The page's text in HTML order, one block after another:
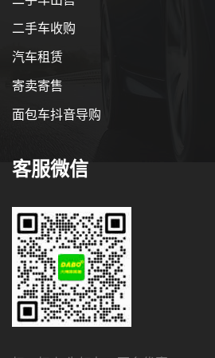
二手车收购
汽车租赁
寄卖寄售
面包车抖音导购
客服微信